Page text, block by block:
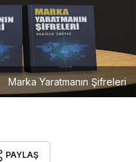
Marka Yaratmanın Şifreleri
PAYLAŞ